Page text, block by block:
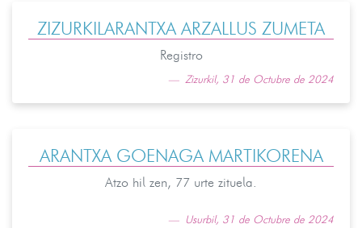
ZIZURKILARANTXA ARZALLUS ZUMETA
Registro
Zizurkil, 31 de Octubre de 2024
ARANTXA GOENAGA MARTIKORENA
Atzo hil zen, 77 urte zituela.
Usurbil, 31 de Octubre de 2024